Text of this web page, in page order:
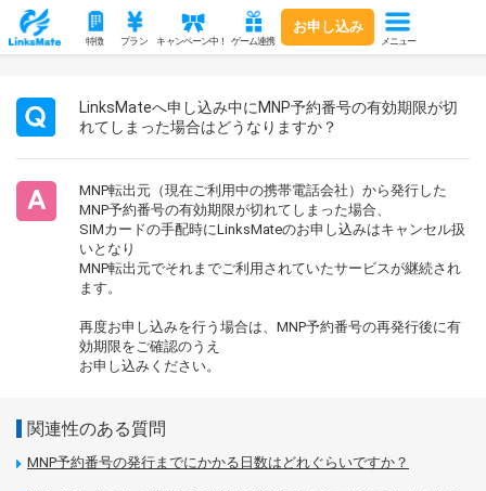
特徴 プラン キャンペーン中！ ゲーム連携
お申し込み
メニュー
LinksMateへ申し込み中にMNP予約番号の有効期限が切
れてしまった場合はどうなりますか？
MNP転出元（現在ご利用中の携帯電話会社）から発行した
MNP予約番号の有効期限が切れてしまった場合、
SIMカードの手配時にLinksMateのお申し込みはキャンセル扱
いとなり
MNP転出元でそれまでご利用されていたサービスが継続され
ます。
再度お申し込みを行う場合は、MNP予約番号の再発行後に有
効期限をご確認のうえ
お申し込みください。
関連性のある質問
MNP予約番号の発行までにかかる日数はどれぐらいですか？